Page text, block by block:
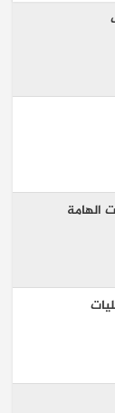
الهامة
جديدًا مكيفًا من إنتاج شركة
للنقل البري